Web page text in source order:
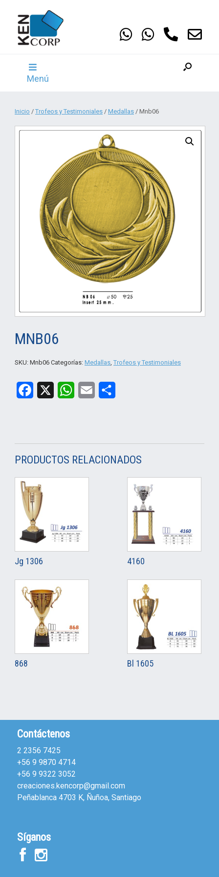
contenido
Menú
Inicio / Trofeos y Testimoniales / Medallas / Mnb06
MNB06
SKU: Mnb06 Categorías: Medallas, Trofeos y Testimoniales
Facebook WhatsApp
Email
PRODUCTOS RELACIONADOS
Jg 1306 4160
868 Bl 1605
Contáctenos
2 2356 7425
+56 9 9870 4714
+56 9 9322 3052
creaciones.kencorp@gmail.com
Peñablanca 4703 K, Ñuñoa, Santiago
Síganos